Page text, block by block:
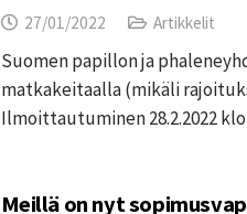
27/01/2022 Artikkelit
Suomen papillon ja
matkakeitaalla (mikäli
Ilmoittautuminen 28.2.2022
Meillä on nyt